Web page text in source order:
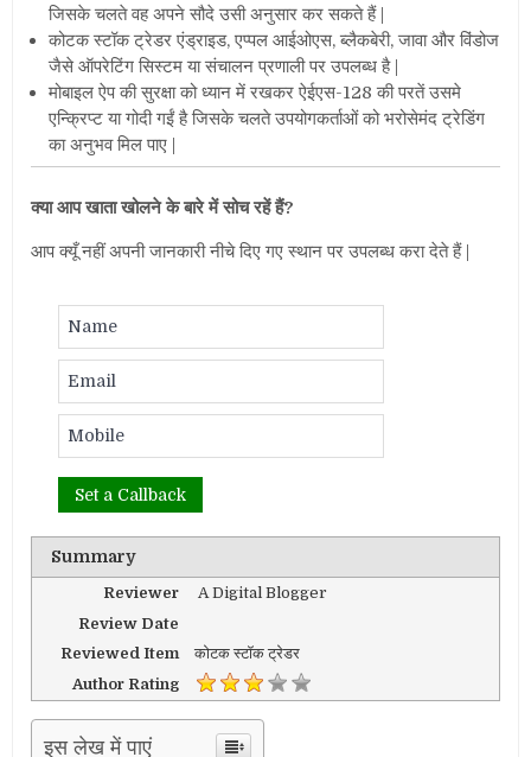
जिसके चलते वह अपने सौदे उसी अनुसार कर सकते हैं |
कोटक स्टॉक ट्रेडर एंड्राइड, एप्पल आईओएस, ब्लैकबेरी, जावा और विंडोज
जैसे ऑपरेटिंग सिस्टम या संचालन प्रणाली पर उपलब्ध है |
मोबाइल ऐप की सुरक्षा को ध्यान में रखकर ऐईएस-128 की परतें उसमे
एन्क्रिप्ट या गोदी गईं है जिसके चलते उपयोगकर्ताओं को भरोसेमंद ट्रेडिंग
का अनुभव मिल पाए |
क्या आप खाता खोलने के बारे में सोच रहें हैं?
आप क्यूँ नहीं अपनी जानकारी नीचे दिए गए स्थान पर उपलब्ध करा देते हैं |
Summary
Reviewer
A Digital Blogger
Review Date
Reviewed Item
कोटक स्टॉक ट्रेडर
Author Rating
इस लेख में पाएं